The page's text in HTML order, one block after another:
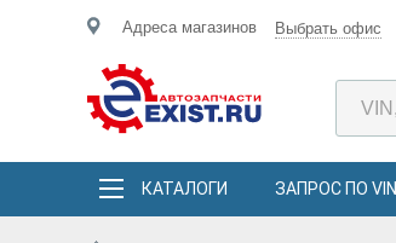
Адреса магазинов Выбрать офис
КАТАЛОГИ ЗАПРОС ПО VIN